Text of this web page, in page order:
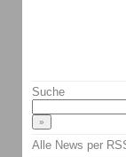
Suche
Alle News per